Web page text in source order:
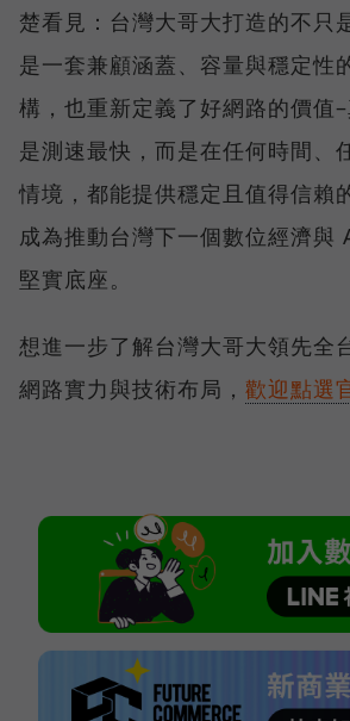
楚看見：台灣大哥大打造的不只
是一套兼顧涵蓋、容量與穩定性
構，也重新定義了好網路的價值
是測速最快，而是在任何時間、
情境，都能提供穩定且值得信賴
成為推動台灣下一個數位經濟與
堅實底座。
想進一步了解台灣大哥大領先全
網路實力與技術布局， 歡迎點選